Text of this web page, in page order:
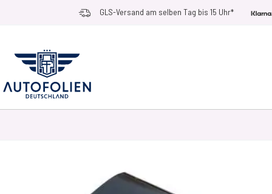
Zum Inhalt springen GLS-Versand am selben Tag bis 15 Uhr*